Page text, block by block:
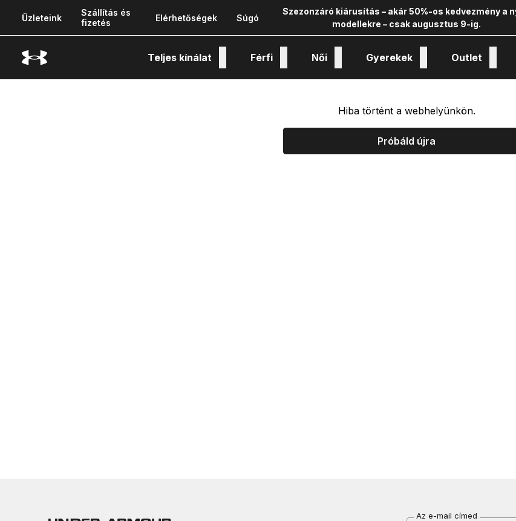
Üzleteink
Szállítás és
fizetés
Elérhetőségek Súgó
Szezonzáró kiárusítás – akár 50%-os kedvezmény a
modellekre – csak augusztus 9-ig.
Teljes kínálat Férfi Női Gyerekek Outlet
Hiba történt a webhelyünkön.
Próbáld újra
Az e-mail címed